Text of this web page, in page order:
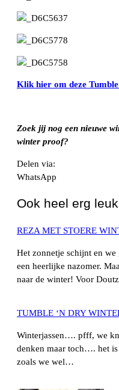
Klik hier om deze
Zoek jij nog een nieuwe
winter proof?
Delen via:
WhatsApp
Ook heel erg
REZA MET STOERE
Het zonnetje schijnt en
een heerlijke nazomer.
naar de winter! Voor
TUMBLE ‘N DRY
Winterjassen…. pfff, we
denken maar toch…. het
zoals we wel…